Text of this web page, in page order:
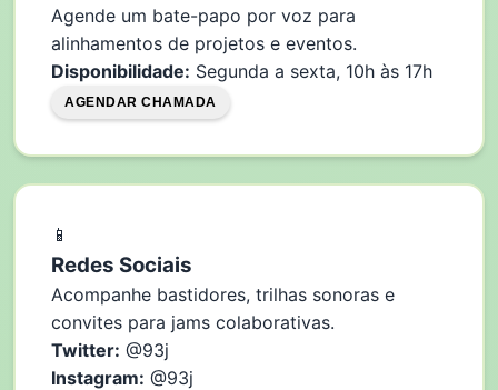
Agende um bate-papo por voz para
alinhamentos de projetos e eventos.
Disponibilidade: Segunda a sexta, 10h às 17h
AGENDAR CHAMADA
📱
Redes Sociais
Acompanhe bastidores, trilhas sonoras e
convites para jams colaborativas.
Twitter: @93j
Instagram: @93j